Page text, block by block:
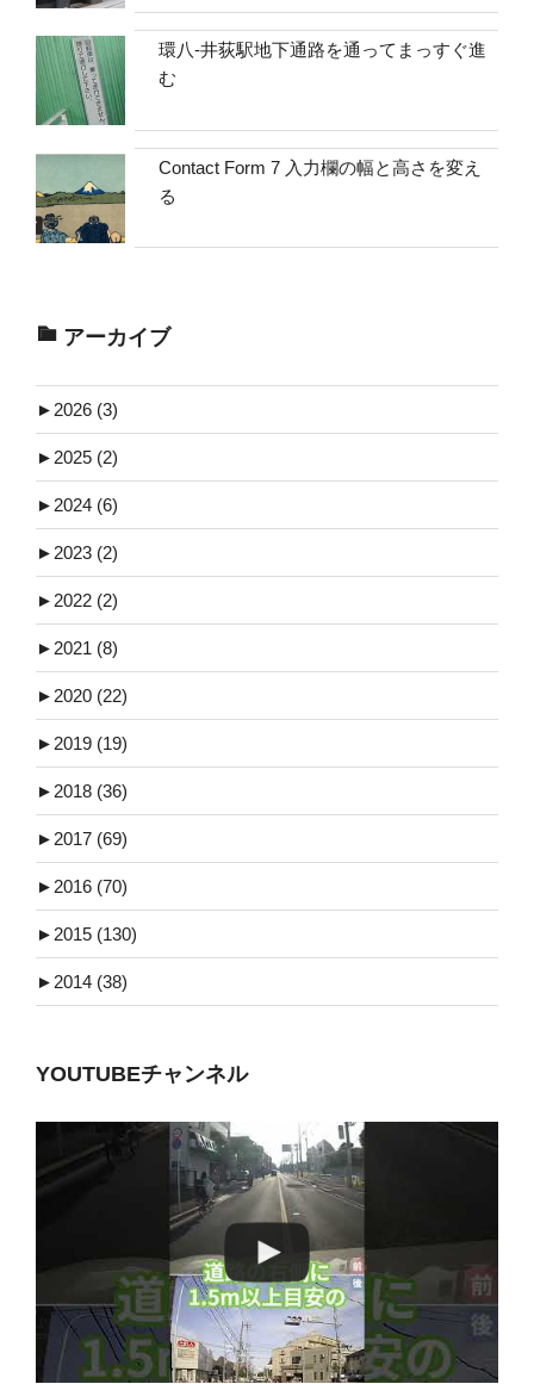
環八-井荻駅地下通路を通ってまっすぐ進
む
Contact Form 7 入力欄の幅と高さを変え
る
アーカイブ
► 2026 (3)
► 2025 (2)
► 2024 (6)
► 2023 (2)
► 2022 (2)
► 2021 (8)
► 2020 (22)
► 2019 (19)
► 2018 (36)
► 2017 (69)
► 2016 (70)
► 2015 (130)
► 2014 (38)
YOUTUBEチャンネル